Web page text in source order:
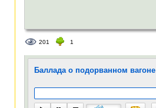
201 1
Баллада о подорванном вагоне